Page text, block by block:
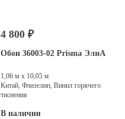
4 800 ₽
Обои 36003-02 Prisma ЭлиА
1,06 м х 10,05 м
Китай, Флизелин, Винил горячего
тиснения
В наличии